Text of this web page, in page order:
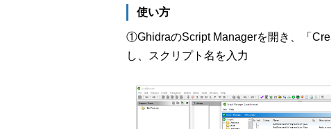
使い方
①GhidraのScript Managerを開き、「
し、スクリプト名を入力